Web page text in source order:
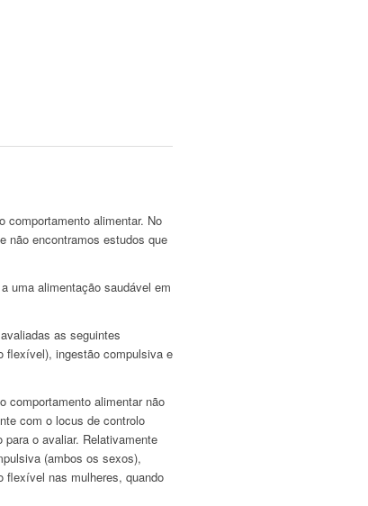
comportamento alimentar. No
não encontramos estudos que
uma alimentação saudável em
as seguintes
flexível), ingestão compulsiva e
comportamento alimentar não
com o locus de controlo
o avaliar. Relativamente
(ambos os sexos),
flexível nas mulheres, quando